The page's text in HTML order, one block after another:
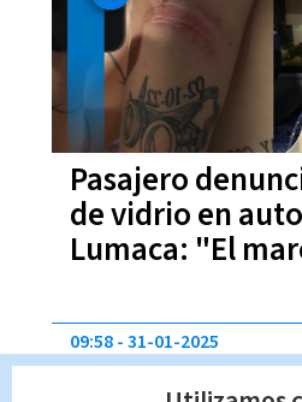
Pasajero
de vidrio en
Lumaca: "El
FOTOS
09:58 31-01-2025